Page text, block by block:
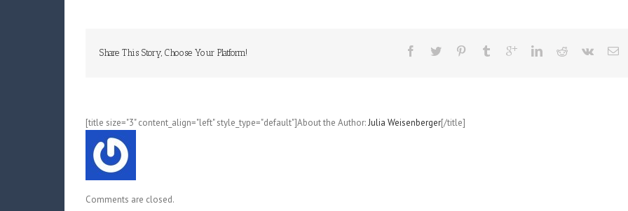
Takana
Hotaru);
Share This Story, Choose Your Platform!
[title size="3" content_align="left" style_type="default"]About the Author:Julia Weisenberger[/title]
Comments are closed.